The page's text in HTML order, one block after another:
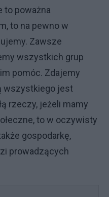
to poważna
to na pewno w
Zawsze
wszystkich grup
pomóc. Zdajemy
wszystkiego jest
rzeczy, jeżeli mamy
to w oczywisty
gospodarkę,
prowadzących